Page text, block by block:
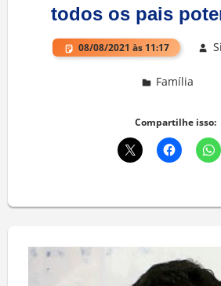
todos os pais
08/08/2021 às 11:17
Família
Compartilhe isso: